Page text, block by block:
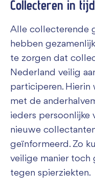
Collecteren in
Alle collecterende
hebben
te zorgen dat
Nederland veilig
participeren.
met de
ieders persoonlijke
nieuwe
geïnformeerd. Zo
veilige manier toch
tegen spierziekten.